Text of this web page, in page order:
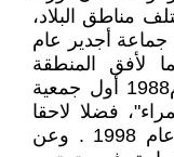
مناطق البلاد،
أجدير عام
نشيطا حتى 1968 دعما لأفق المنطقة
السياحي الاستشفائي. كما تكونت عام1988 أول جمعية
فضلا لاحقا
عن ”جمعية اكًزناية للثقافة والتنمية” عام 1998 . وعن